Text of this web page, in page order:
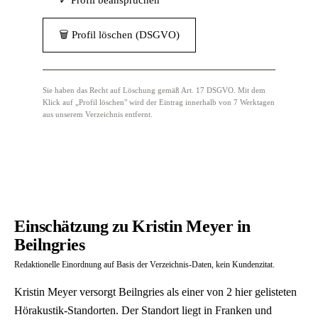
🗑 Profil löschen (DSGVO)
Sie haben das Recht auf Löschung gemäß Art. 17 DSGVO. Mit dem
Klick auf „Profil löschen" wird der Eintrag innerhalb von 7 Werktagen
aus unserem Verzeichnis entfernt.
Einschätzung zu Kristin Meyer in
Beilngries
Redaktionelle Einordnung auf Basis der Verzeichnis-Daten, kein Kundenzitat.
Kristin Meyer versorgt Beilngries als einer von 2 hier gelisteten
Hörakustik-Standorten. Der Standort liegt in Franken und